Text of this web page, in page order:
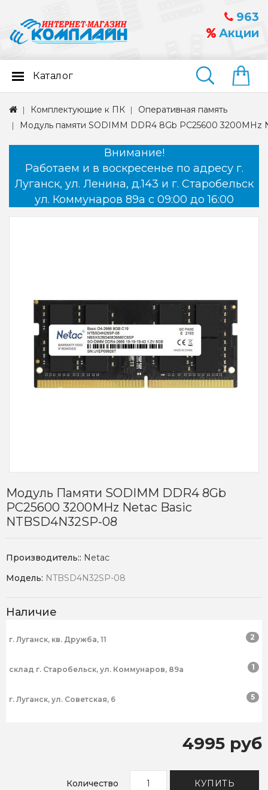
963
Акции
Найти
Каталог
Комплектующие к ПК
Оперативная память
Модуль памяти SODIMM DDR4 8Gb PC25600 3200MHz
Внимание!
Работаем и в воскресенье по адресу г.
Луганск, ул. Ленина, д.143 и г. Старобельск
ул. Коммунаров 89а с 09:00 до 16:00
Модуль Памяти SODIMM DDR4 8Gb
PC25600 3200MHz Netac Basic
NTBSD4N32SP-08
Производитель:: Netac
Модель: NTBSD4N32SP-08
Наличие
г. Луганск, кв. Дружба, 11 2
склад г. Старобельск, ул. Коммунаров, 89а 1
г. Луганск, ул. Советская, 6 5
4995 руб
Количество КУПИТЬ